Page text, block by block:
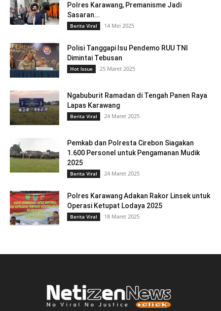
Polres Karawang, Premanisme Jadi
Sasaran...
Berita Viral 14 Mei 2025
Polisi Tanggapi Isu Pendemo RUU TNI
Dimintai Tebusan
Hot Issue 25 Maret 2025
Ngabuburit Ramadan di Tengah Panen Raya
Lapas Karawang
Berita Viral 24 Maret 2025
Pemkab dan Polresta Cirebon Siagakan
1.600 Personel untuk Pengamanan Mudik
2025
Berita Viral 24 Maret 2025
Polres Karawang Adakan Rakor Linsek untuk
Operasi Ketupat Lodaya 2025
Berita Viral 18 Maret 2025